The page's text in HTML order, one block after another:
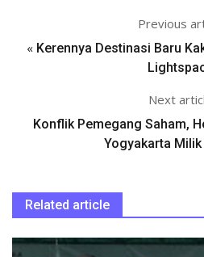
Previous
« Kerennya Destinasi Baru
Next
Konflik Pemegang Saham,
Yogyakarta Milik
Related article